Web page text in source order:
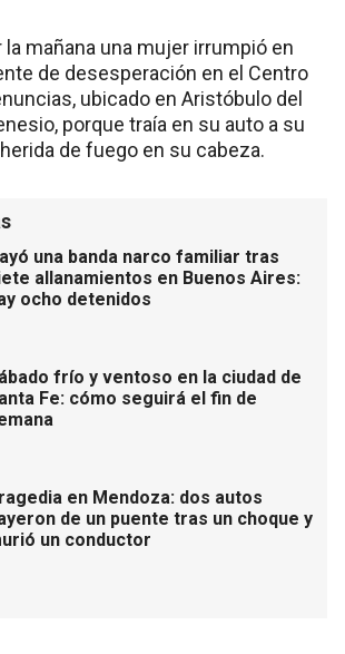
mañana una mujer irrumpió en
de desesperación en el Centro
ubicado en Aristóbulo del
porque traía en su auto a su
de fuego en su cabeza.
una banda narco familiar tras
allanamientos en Buenos Aires:
ocho detenidos
frío y ventoso en la ciudad de
Fe: cómo seguirá el fin de
en Mendoza: dos autos
de un puente tras un choque y
un conductor